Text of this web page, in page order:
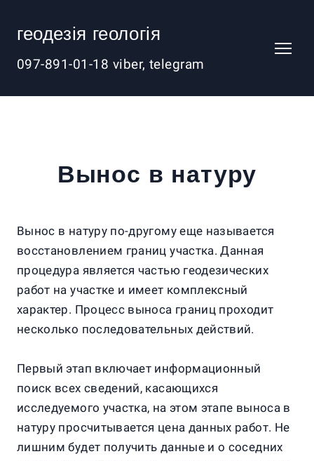
геодезія геологія
097-891-01-18 viber, telegram
Вынос в натуру
Вынос в натуру по-другому еще называется
восстановлением границ участка. Данная
процедура является частью геодезических
работ на участке и имеет комплексный
характер. Процесс выноса границ проходит
несколько последовательных действий.
Первый этап включает информационный
поиск всех сведений, касающихся
исследуемого участка, на этом этапе выноса в
натуру просчитывается цена данных работ. Не
лишним будет получить данные и о соседних